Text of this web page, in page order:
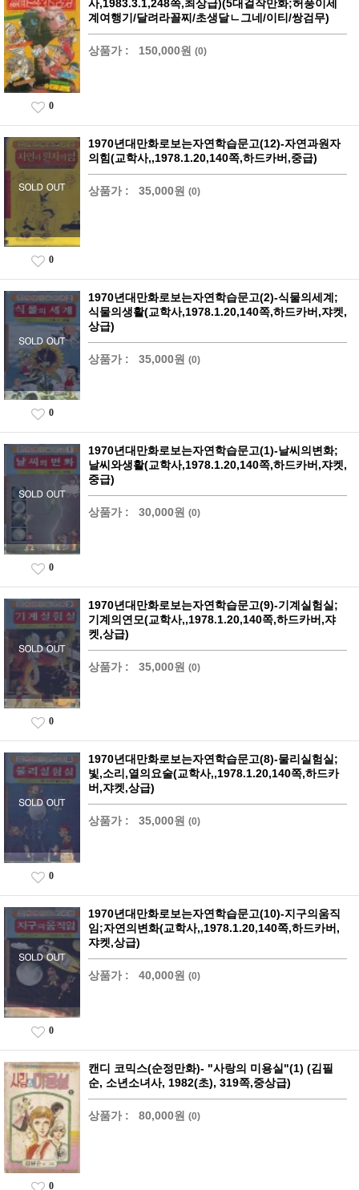
사,1983.3.1,248쪽,최상급)(5대걸작만화;허풍이세
계여행기/달려라꼴찌/초생달ㄴ그네/이티/쌍검무)
상품가 : 150,000원 (0)
0
1970년대만화로보는자연학습문고(12)-자연과원자
의힘(교학사,,1978.1.20,140쪽,하드카버,중급)
상품가 : 35,000원 (0)
0
1970년대만화로보는자연학습문고(2)-식물의세계;
식물의생활(교학사,1978.1.20,140쪽,하드카버,쟈켓,
상급)
상품가 : 35,000원 (0)
0
1970년대만화로보는자연학습문고(1)-날씨의변화;
날씨와생활(교학사,1978.1.20,140쪽,하드카버,쟈켓,
중급)
상품가 : 30,000원 (0)
0
1970년대만화로보는자연학습문고(9)-기계실험실;
기계의연모(교학사,,1978.1.20,140쪽,하드카버,쟈
켓,상급)
상품가 : 35,000원 (0)
0
1970년대만화로보는자연학습문고(8)-물리실험실;
빛,소리,열의요술(교학사,,1978.1.20,140쪽,하드카
버,쟈켓,상급)
상품가 : 35,000원 (0)
0
1970년대만화로보는자연학습문고(10)-지구의움직
임;자연의변화(교학사,,1978.1.20,140쪽,하드카버,
쟈켓,상급)
상품가 : 40,000원 (0)
0
캔디 코믹스(순정만화)- "사랑의 미용실"(1) (김필
순, 소년소녀사, 1982(초), 319쪽,중상급)
상품가 : 80,000원 (0)
0